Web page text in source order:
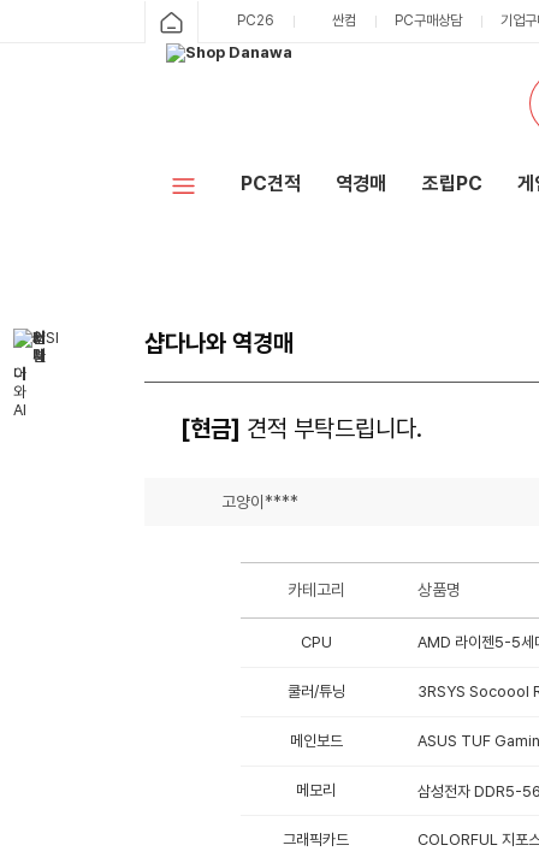
PC26 싼컴 PC구매상담 기업
PC견적 역경매 조립PC 게
샵다나와 역경매
[현금] 견적 부탁드립니다.
고양이****
카테고리 상품명
CPU AMD 라이젠5-5세
쿨러/튜닝 3RSYS Socoool
메인보드 ASUS TUF
메모리 삼성전자 DDR5-
그래픽카드 COLORFUL 지포